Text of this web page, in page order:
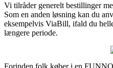
Vi tilråder generelt bestillinger
Som en anden løsning kan du
eksempelvis ViaBill, ifald du
længere periode.
Forinden folk køber i en